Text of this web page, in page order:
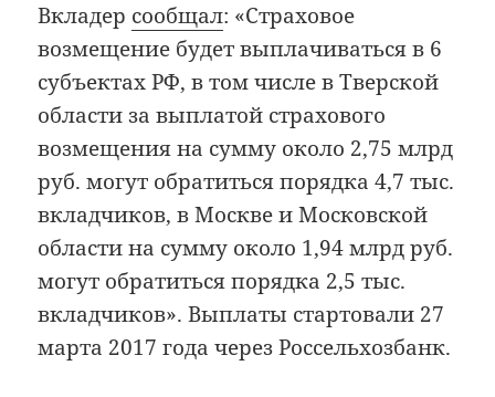
Вкладер сообщал: «Страховое
возмещение будет выплачиваться в 6
субъектах РФ, в том числе в Тверской
области за выплатой страхового
возмещения на сумму около 2,75 млрд
руб. могут обратиться порядка 4,7 тыс.
вкладчиков, в Москве и Московской
области на сумму около 1,94 млрд руб.
могут обратиться порядка 2,5 тыс.
вкладчиков». Выплаты стартовали 27
марта 2017 года через Россельхозбанк.